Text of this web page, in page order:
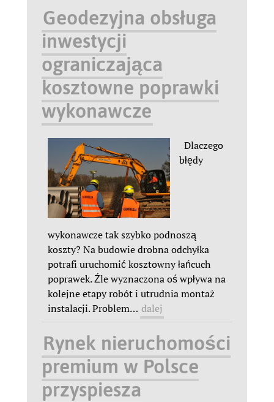
Geodezyjna obsługa
inwestycji
ograniczająca
kosztowne poprawki
wykonawcze
Dlaczego
błędy
wykonawcze tak szybko podnoszą
koszty? Na budowie drobna odchyłka
potrafi uruchomić kosztowny łańcuch
poprawek. Źle wyznaczona oś wpływa na
kolejne etapy robót i utrudnia montaż
instalacji. Problem… dalej
Rynek nieruchomości
premium w Polsce
przyspiesza